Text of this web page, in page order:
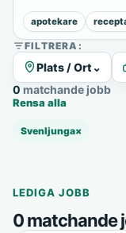
apotekare
FILTRERA:
Plats / Ort ⌄
0 matchande jobb
Rensa alla
Svenljunga×
LEDIGA JOBB
0 matchande